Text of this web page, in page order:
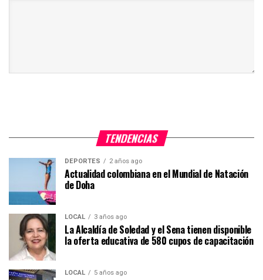
TENDENCIAS
DEPORTES 2 años ago
Actualidad colombiana en el Mundial de Natación
de Doha
LOCAL 3 años ago
La Alcaldía de Soledad y el Sena tienen disponible
la oferta educativa de 580 cupos de capacitación
LOCAL 5 años ago